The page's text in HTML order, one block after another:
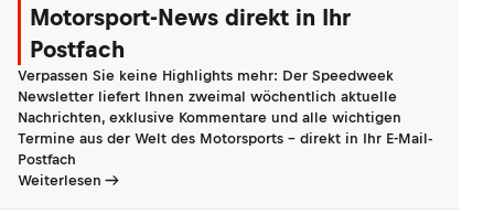
Motorsport-News direkt in Ihr
Postfach
Verpassen Sie keine Highlights mehr: Der Speedweek
Newsletter liefert Ihnen zweimal wöchentlich aktuelle
Nachrichten, exklusive Kommentare und alle wichtigen
Termine aus der Welt des Motorsports - direkt in Ihr E-Mail-
Postfach
Weiterlesen